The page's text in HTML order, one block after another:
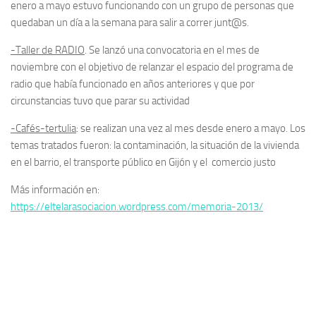
enero a mayo estuvo funcionando con un grupo de personas que
quedaban un día a la semana para salir a correr junt@s.
-Taller de RADIO. Se lanzó una convocatoria en el mes de
noviembre con el objetivo de relanzar el espacio del programa de
radio que había funcionado en años anteriores y que por
circunstancias tuvo que parar su actividad
-Cafés-tertulia: se realizan una vez al mes desde enero a mayo. Los
temas tratados fueron: la contaminación, la situación de la vivienda
en el barrio, el transporte público en Gijón y el comercio justo
Más información en:
https://eltelarasociacion.wordpress.com/memoria-2013/